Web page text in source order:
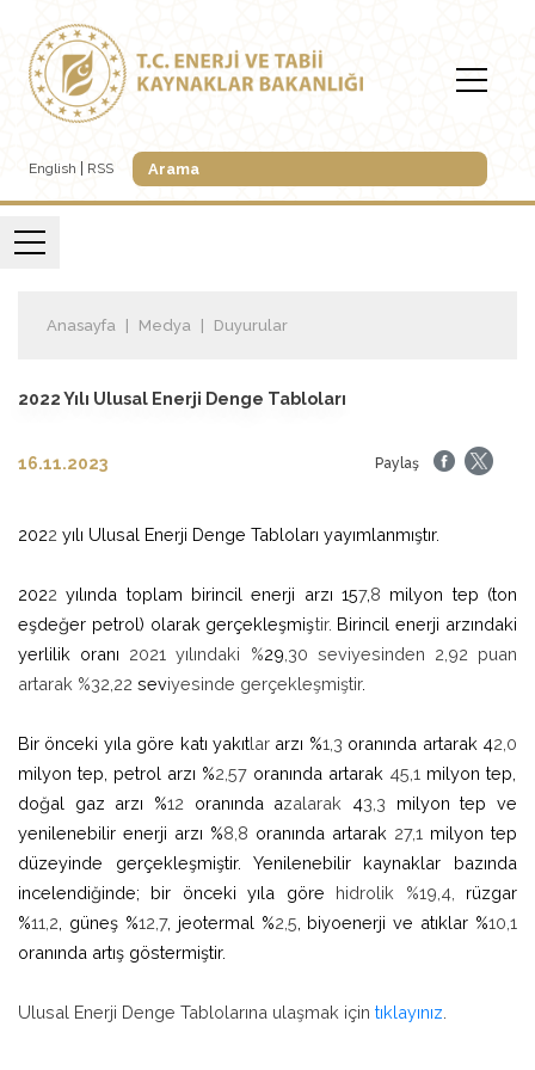
English RSS
Anasayfa Medya Duyurular
2022 Yılı Ulusal Enerji Denge Tabloları
16.11.2023 Paylaş
2022 yılı Ulusal Enerji Denge Tabloları yayımlanmıştır.
2022 yılında toplam birincil enerji arzı 157,8 milyon tep (ton
eşdeğer petrol) olarak gerçekleşmiştir. Birincil enerji arzındaki
yerlilik oranı 2021 yılındaki %29 ,30 seviyesinden 2,92 puan
artarak %32,22 seviyesinde gerçekleşmiştir.
Bir önceki yıla göre katı yakıtlar arzı %1,3 oranında artarak 42,0
milyon tep, petrol arzı %2,57 oranında artarak 45,1 milyon tep,
doğal gaz arzı %12 oranında azalarak 43,3 milyon tep ve
yenilenebilir enerji arzı %8,8 oranında artarak 27,1 milyon tep
düzeyinde gerçekleşmiştir. Yenilenebilir kaynaklar bazında
incelendiğinde; bir önceki yıla göre hidrolik %19,4,
rüzgar
%11,2 , güneş %12,7, jeotermal %2,5 , biyoenerji ve atıklar %10,1
oranında artış göstermiştir.
Ulusal Enerji Denge Tablolarına ulaşmak için tıklayınız